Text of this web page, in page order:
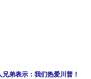
弟表示：我们热爱川普！